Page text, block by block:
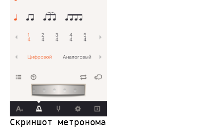
Скриншот метронома